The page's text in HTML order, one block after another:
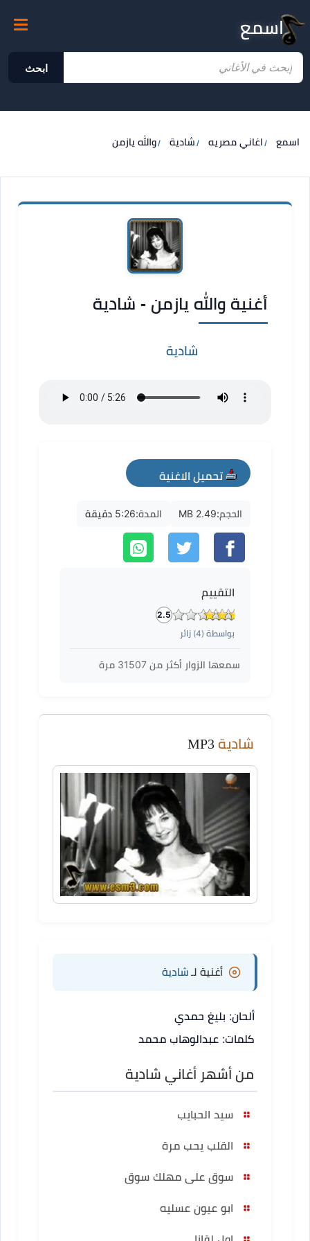
اسمع
ابحث
اسمع اغاني مصريه شادية والله يازمن
أغنية والله يازمن - شادية
شادية
تحميل الاغنية
mp3
الحجم:2.49 MB المدة:5:26 دقيقة
التقييم
2.5
بواسطة (4) زائر
سمعها الزوار أكثر من 31507 مرة
شادية
أغنية لـ شادية
ألحان: بليغ حمدي
كلمات: عبدالوهاب محمد
من أشهر أغاني شادية
سيد الحبايب
القلب يحب مرة
سوق على مهلك سوق
ابو عيون عسليه